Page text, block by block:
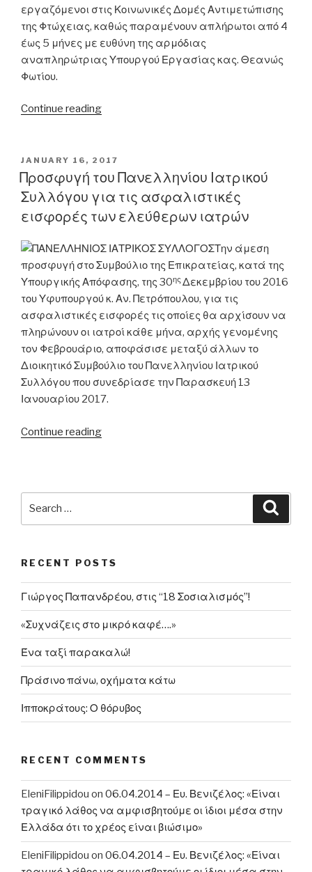
“μπλοκάκια”!”
εργαζόμενοι στις Κοινωνικές Δομές Αντιμετώπισης
της Φτώχειας, καθώς παραμένουν απλήρωτοι από 4
έως 5 μήνες με ευθύνη της αρμόδιας
αναπληρώτριας Υπουργού Εργασίας κας. Θεανώς
Φωτίου.
Continue reading“Απλήρωτοι
μήνες
οι
1100
εργαζόμενοι
στις
Κοινωνικές
Δομές
Φτώχειας”
POSTED
ON
JANUARY 16, 2017
Προσφυγή του Πανελληνίου Ιατρικού
Συλλόγου για τις ασφαλιστικές
εισφορές των ελεύθερων ιατρών
Την άμεση
προσφυγή στο Συμβούλιο της Επικρατείας, κατά της
Υπουργικής Απόφασης, της 30ηςΔεκεμβρίου του 2016
του Υφυπουργού κ. Αν. Πετρόπουλου, για τις
ασφαλιστικές εισφορές τις οποίες θα αρχίσουν να
πληρώνουν οι ιατροί κάθε μήνα, αρχής γενομένης
τον Φεβρουάριο, αποφάσισε μεταξύ άλλων το
Διοικητικό Συμβούλιο του Πανελληνίου Ιατρικού
Συλλόγου που συνεδρίασε την Παρασκευή 13
Ιανουαρίου 2017.
Continue reading“Προσφυγή
εισφορές
των
ελεύθερων
ιατρών”
RECENT POSTS
Γιώργος Παπανδρέου, στις “18 Σοσιαλισμός”!
«Συχνάζεις στο μικρό καφέ….»
Ένα ταξί παρακαλώ!
Πράσινο πάνω, οχήματα κάτω
Ιπποκράτους: Ο θόρυβος
RECENT COMMENTS
EleniFilippidou on 06.04.2014 – Ευ. Βενιζέλος: «Είναι
τραγικό λάθος να αμφισβητούμε οι ίδιοι μέσα στην
Ελλάδα ότι το χρέος είναι βιώσιμο»
EleniFilippidou on 06.04.2014 – Ευ. Βενιζέλος: «Είναι